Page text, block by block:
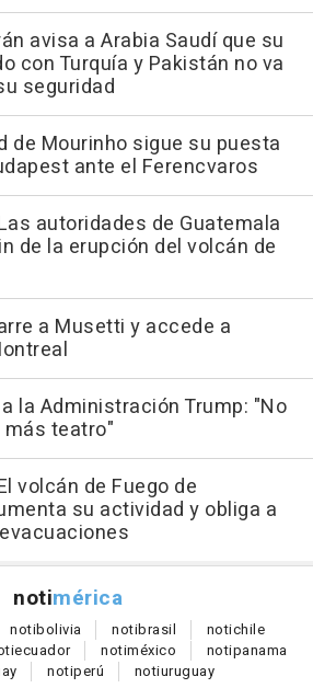
avisa a Arabia Saudí que su
con Turquía y Pakistán no va
seguridad
de Mourinho sigue su puesta
ante el Ferencvaros
autoridades de Guatemala
de la erupción del volcán de
a Musetti y accede a
la Administración Trump: "No
teatro"
volcán de Fuego de
su actividad y obliga a
notimérica
notibolivia notibrasil notichile
ecuador notiméxico notipanama
notiperú notiuruguay